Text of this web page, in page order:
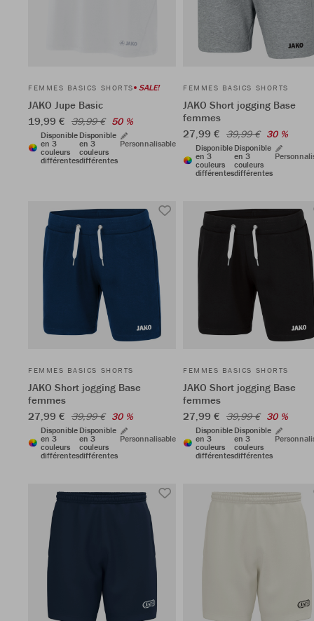
FEMMES BASICS SHORTS SALE!
JAKO Jupe Basic
19,99 € 39,99 € 50 %
Disponible
en 3
couleurs
différentes
Disponible
en 3
couleurs
différentes
Personnalisable
FEMMES BASICS SHORTS
JAKO Short jogging Base
femmes
27,99 € 39,99 € 30 %
Disponible
en 3
couleurs
différentes
Disponible
en 3
couleurs
différentes
FEMMES BASICS SHORTS
JAKO Short jogging Base
femmes
27,99 € 39,99 € 30 %
Disponible
en 3
couleurs
différentes
Disponible
en 3
couleurs
différentes
Personnalisable
FEMMES BASICS SHORTS
JAKO Short jogging Base
femmes
27,99 € 39,99 € 30 %
Disponible
en 3
couleurs
différentes
Disponible
en 3
couleurs
différentes